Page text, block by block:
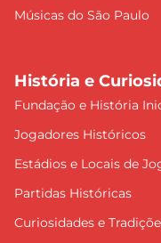
Músicas do São Paulo
História e
Fundação e História
Jogadores Históricos
Estádios e Locais de
Partidas Históricas
Curiosidades e